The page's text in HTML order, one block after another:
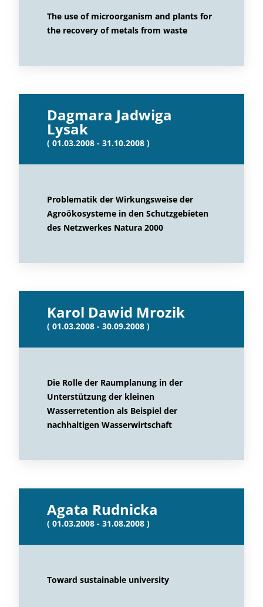
The use of microorganism and plants for
the recovery of metals from waste
Dagmara Jadwiga
Lysak
( 01.03.2008 - 31.10.2008 )
Problematik der Wirkungsweise der
Agroökosysteme in den Schutzgebieten
des Netzwerkes Natura 2000
Karol Dawid Mrozik
( 01.03.2008 - 30.09.2008 )
Die Rolle der Raumplanung in der
Unterstützung der kleinen
Wasserretention als Beispiel der
nachhaltigen Wasserwirtschaft
Agata Rudnicka
( 01.03.2008 - 31.08.2008 )
Toward sustainable university